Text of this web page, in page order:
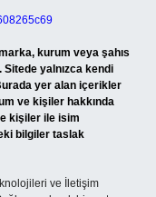
kurum veya şahıs
Sitede yalnızca kendi
yer alan içerikler
ve kişiler hakkında
kişiler ile isim
bilgiler taslak
ve İletişim